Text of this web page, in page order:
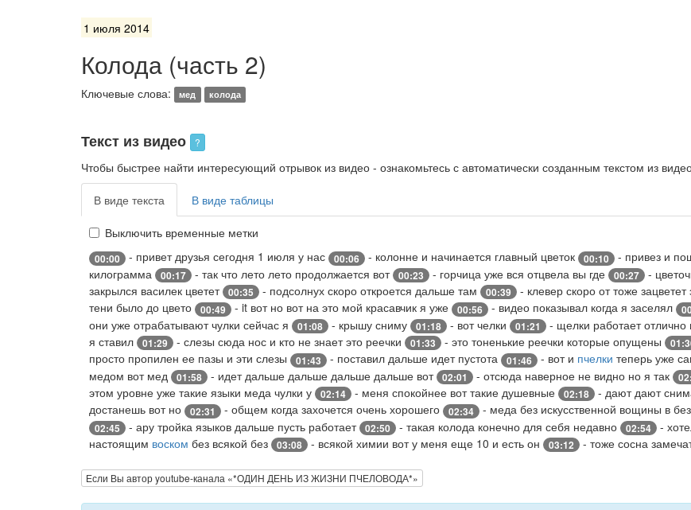
1 июля 2014
Колода (часть 2)
Ключевые слова: мед колода
Текст из видео ?
Чтобы быстрее найти интересующий отрывок из видео - ознакомьтесь с автоматически созданным текстом из
В виде текста В виде таблицы
Выключить временные метки
00:00 - привет друзья сегодня 1 июля у нас 00:06 - колонне и начинается главный цветок 00:10 - привез и
килограмма
00:17 - так что лето лето продолжается вот 00:23 - горчица уже вся отцвела вы где 00:27 -
закрылся василек цветет 00:35 - подсолнух скоро откроется дальше там 00:39 - клевер скоро от тоже зацветет
тени было до цвето
00:49 - it вот но вот на это мой красавчик я уже 00:56 - видео показывал когда я заселял
они уже отрабатывают чулки сейчас я
01:08 - крышу сниму 01:18 - вот челки 01:21 - щелки работает отлично
я ставил
01:29 - слезы сюда нос и кто не знает это реечки 01:33 - это тоненькие реечки которые опущены
просто пропилен ее пазы и эти слезы
01:43 - поставил дальше идет пустота 01:46 - вот и пчелки теперь уже
медом вот мед
01:58 - идет дальше дальше дальше дальше вот 02:01 - отсюда наверное не видно но я так
этом уровне уже такие языки меда чулки у
02:14 - меня спокойнее вот такие душевные 02:18 - дают дают
достанешь вот но
02:31 - общем когда захочется очень хорошего 02:34 - меда без искусственной вощины в без
02:45 - ару тройка языков дальше пусть работает 02:50 - такая колода конечно для себя недавно 02:54 -
настоящим воском без всякой без 03:08 - всякой химии вот у меня еще 10 и есть он 03:12 - тоже сосна
Если Вы автор youtube-канала «*ОДИН ДЕНЬ ИЗ ЖИЗНИ ПЧЕЛОВОДА*»